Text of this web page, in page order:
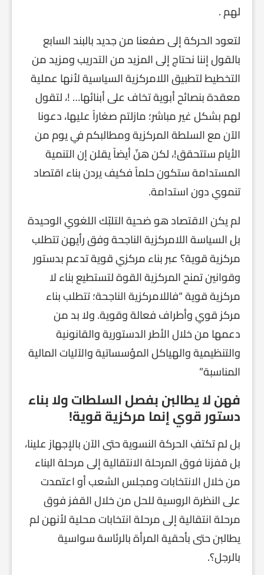
لهم .
لتعود الحركة إلى صفعنا من جديد بالبند السابع
بالقول إننا نحتاج إلى المزيد من التدريب ومزيد من
التخطيط لتطبيق اللامركزية السياسية لأنها عملية
معقدة بنصائح أبوية تخاف على أبنائها… !، لتقول
لهم بشكل غير مباشر؛ مازلتم صغاراً عليها، دعونا
الآن مع السلطة المركزية ومطالبكم في يوم من
الأيام ستتحقق!، لكن هنّ أيضاً يقلن إن التنمية
المستدامة ستكون حلماً فكيف يردن بناء اقتصاد
تنموي دون استدامة.
لم يكن الاقتصاد هو ضحية التلبّك اللغوي الوحيدة
بل السياسة اللامركزية الناجحة وفق رأيهن تتطلب
مركزية قوية؟ عبر بناء مركزي قوية تدعم بدستور
وقوانين تمنح المركزية القوة لتستطيع بناء لا
مركزية قوية “فاللامركزية الناجحة؛ تتطلب بناء
مركز قوي وأطراف فعالة وقوية. ولا بد من
دعمها من خلال الأطر الدستورية والقانونية
والتنظيمية والهياكل المؤسساتية والآليات المالية
المناسبة”
فهن لا يطالبن بفصل السلطات ولا بناء
دستور قوي إنما مركزية قوية!
بل لم تكتفِ الحركة النسوية حتى الآن بالإجهاز علينا،
بل قفزنا فوق المرحلة الانتقالية إلى مرحلة البناء
من خلال الانتخابات ومجلس الشعب أو اعتمدت
على النظرة الروسية للحل من خلال القفز فوق
مرحلة انتقالية إلى مرحلة انتخابات محلية لأنهن لم
يطالبن حتى بأحقية المرأة بالرئاسة سواسية
بالرجل؟.